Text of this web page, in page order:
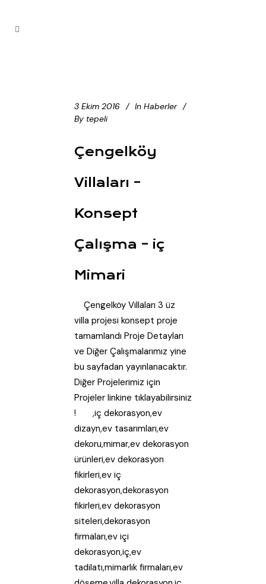
3 Ekim 2016 In Haberler
By tepeli
Çengelköy
Villaları –
Konsept
Çalışma – iç
Mimari
Çengelköy Villaları 3 üz
villa projesi konsept proje
tamamlandı Proje Detayları
ve Diğer Çalışmalarımız yine
bu sayfadan yayınlanacaktır.
Diğer Projelerimiz için
Projeler linkine tıklayabilirsiniz
! ,iç dekorasyon,ev
dizayn,ev tasarımları,ev
dekoru,mimar,ev dekorasyon
ürünleri,ev dekorasyon
fikirleri,ev iç
dekorasyon,dekorasyon
fikirleri,ev dekorasyon
siteleri,dekorasyon
firmaları,ev içi
dekorasyon,iç,ev
tadilatı,mimarlık firmaları,ev